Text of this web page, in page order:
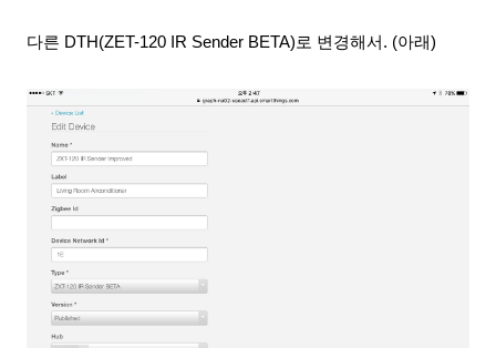
다른 DTH(ZET-120 IR Sender BETA)로 변경해서 . (아래)